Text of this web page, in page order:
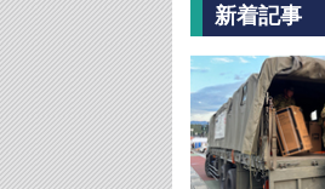
新着記事